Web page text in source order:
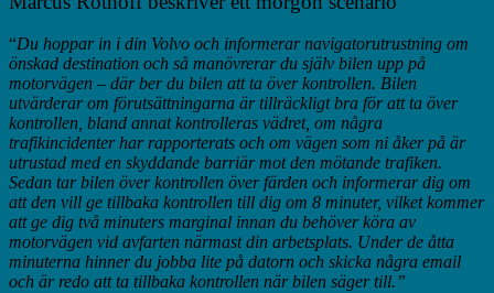
“Du hoppar in i din Volvo och informerar navigatorutrustning om
önskad destination och så manövrerar du själv bilen upp på
motorvägen – där ber du bilen att ta över kontrollen. Bilen
utvärderar om förutsättningarna är tillräckligt bra för att ta över
kontrollen, bland annat kontrolleras vädret, om några
trafikincidenter har rapporterats och om vägen som ni åker på är
utrustad med en skyddande barriär mot den mötande trafiken.
Sedan tar bilen över kontrollen över färden och informerar dig om
att den vill ge tillbaka kontrollen till dig om 8 minuter, vilket kommer
att ge dig två minuters marginal innan du behöver köra av
motorvägen vid avfarten närmast din arbetsplats. Under de åtta
minuterna hinner du jobba lite på datorn och skicka några email
och är redo att ta tillbaka kontrollen när bilen säger till.”